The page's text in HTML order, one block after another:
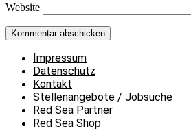
Website
Impressum
Datenschutz
Kontakt
Stellenangebote / Jobsuche
Red Sea Partner
Red Sea Shop